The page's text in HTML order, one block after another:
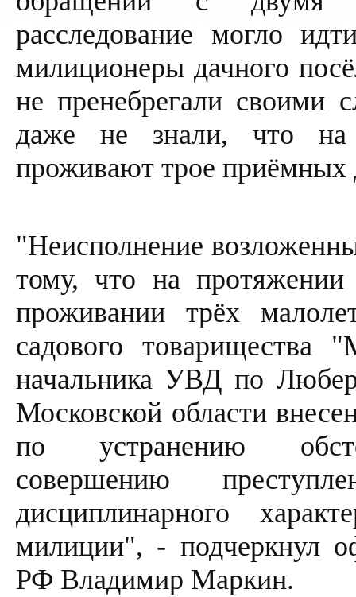
расследование могло
милиционеры дачного
не пренебрегали своими
даже не знали, что на
проживают трое приёмных
"Неисполнение
тому, что на
проживании трёх
садового товарищества
начальника УВД по
Московской области
по устранению
совершению
дисциплинарного
милиции", - подчеркнул
РФ Владимир Маркин.